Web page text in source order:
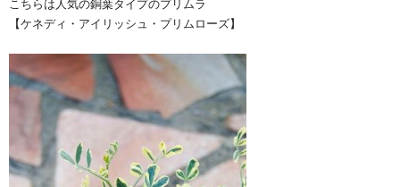
こちらは人気の銅葉タイプのプリムラ
【ケネディ・アイリッシュ・プリムローズ】